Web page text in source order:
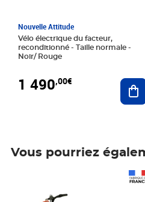
Nouvelle Attitude
Vélo électrique du facteur,
reconditionné - Taille normale -
Noir/ Rouge
1 490,00€
Vous pourriez